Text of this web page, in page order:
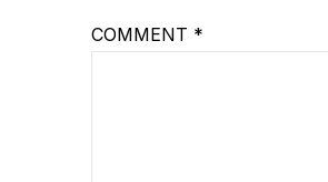
COMMENT *